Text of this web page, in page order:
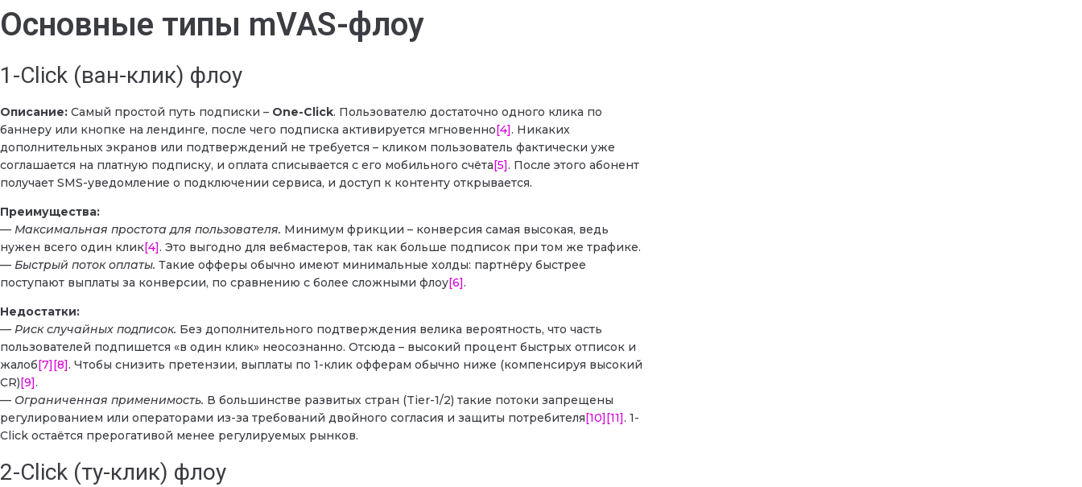
Основные типы mVAS-флоу
1-Click (ван-клик) флоу
Описание: Самый простой путь подписки – One-Click. Пользователю достаточно одного клика по
баннеру или кнопке на лендинге, после чего подписка активируется мгновенно [4]. Никаких
дополнительных экранов или подтверждений не требуется – кликом пользователь фактически уже
соглашается на платную подписку, и оплата списывается с его мобильного счёта [5]. После этого абонент
получает SMS-уведомление о подключении сервиса, и доступ к контенту открывается.
Преимущества:
— Максимальная простота для пользователя. Минимум фрикции – конверсия самая высокая, ведь
нужен всего один клик[4]. Это выгодно для вебмастеров, так как больше подписок при том же трафике.
— Быстрый поток оплаты. Такие офферы обычно имеют минимальные холды: партнёру быстрее
поступают выплаты за конверсии, по сравнению с более сложными флоу[6].
Недостатки:
— Риск случайных подписок. Без дополнительного подтверждения велика вероятность, что часть
пользователей подпишется «в один клик» неосознанно. Отсюда – высокий процент быстрых отписок и
жалоб [7] [8]. Чтобы снизить претензии, выплаты по 1-клик офферам обычно ниже (компенсируя высокий
CR) [9].
— Ограниченная применимость. В большинстве развитых стран (Tier-1/2) такие потоки запрещены
регулированием или операторами из-за требований двойного согласия и защиты потребителя [10] [11]. 1-
Click остаётся прерогативой менее регулируемых рынков.
2-Click (ту-клик) флоу